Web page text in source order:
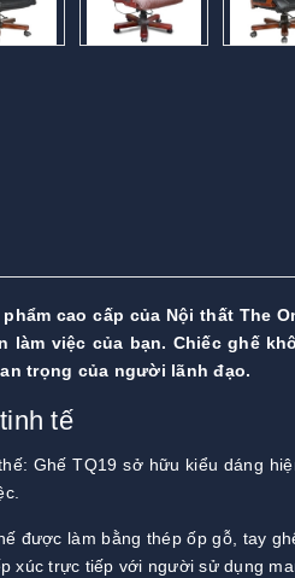
cao cấp của Nội thất The
làm việc của bạn. Chiếc ghế
trọng của người lãnh đạo.
tế
Ghế TQ19 sở hữu kiểu dáng
được làm bằng thép ốp gỗ, tay
xúc trực tiếp với người sử dụng